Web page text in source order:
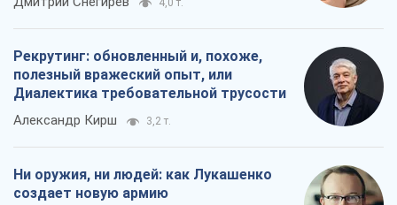
4,0 т.
Рекрутинг: обновленный и, похоже,
полезный вражеский опыт, или
Диалектика требовательной трусости
Александр Кирш 3,2 т.
Ни оружия, ни людей: как Лукашенко
создает новую армию